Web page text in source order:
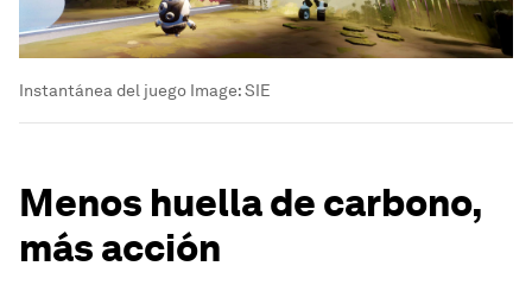
Instantánea del juego Image:SIE
Menos huella de carbono,
más acción